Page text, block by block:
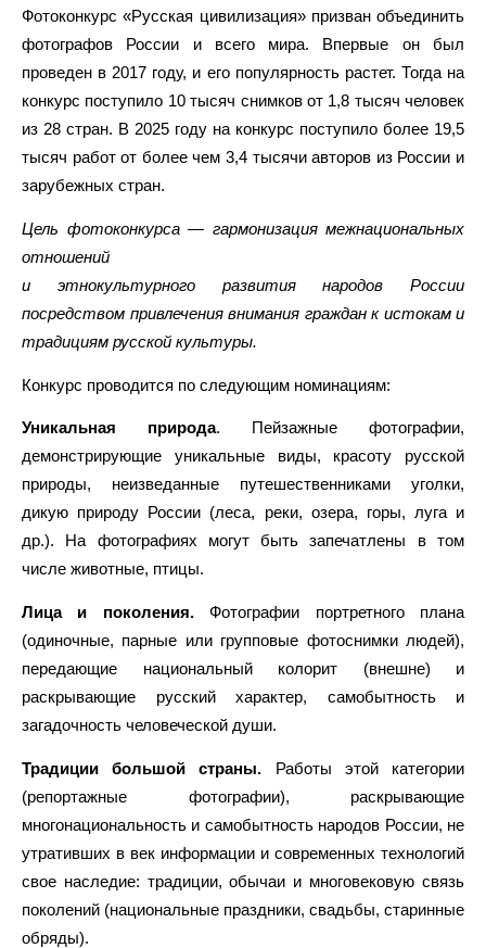
Фотоконкурс «Русская цивилизация» призван объединить
фотографов России и всего мира. Впервые он был
проведен в 2017 году, и его популярность растет. Тогда на
конкурс поступило 10 тысяч снимков от 1,8 тысяч человек
из 28 стран. В 2025 году на конкурс поступило более 19,5
тысяч работ от более чем 3,4 тысячи авторов из России и
зарубежных стран.
Цель фотоконкурса — гармонизация межнациональных
отношений
и этнокультурного развития народов России
посредством привлечения внимания граждан к истокам и
традициям русской культуры.
Конкурс проводится по следующим номинациям:
Уникальная природа. Пейзажные фотографии,
демонстрирующие уникальные виды, красоту русской
природы, неизведанные путешественниками уголки,
дикую природу России (леса, реки, озера, горы, луга и
др.). На фотографиях могут быть запечатлены в том
числе животные, птицы.
Лица и поколения.Фотографии портретного плана
(одиночные, парные или групповые фотоснимки людей),
передающие национальный колорит (внешне) и
раскрывающие русский характер, самобытность и
загадочность человеческой души.
Традиции большой страны. Работы этой категории
(репортажные фотографии), раскрывающие
многонациональность и самобытность народов России, не
утративших в век информации и современных технологий
свое наследие: традиции, обычаи и многовековую связь
поколений (национальные праздники, свадьбы, старинные
обряды).